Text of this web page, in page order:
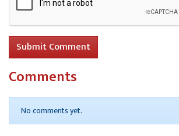
Submit Comment
Comments
No comments yet.